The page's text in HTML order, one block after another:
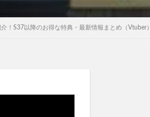
！S37以降のお得な特典・最新情報まとめ（Vtuber）